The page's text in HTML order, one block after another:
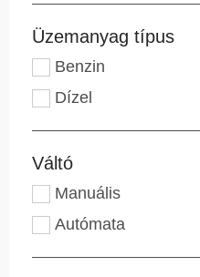
Üzemanyag típus
Benzin
Dízel
Váltó
Manuális
Autómata